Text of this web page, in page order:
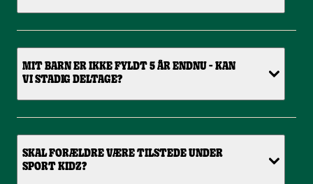
MIT BARN ER IKKE FYLDT 5 ÅR ENDNU - KAN
VI STADIG DELTAGE?
SKAL FORÆLDRE VÆRE TILSTEDE UNDER
SPORT KIDZ?